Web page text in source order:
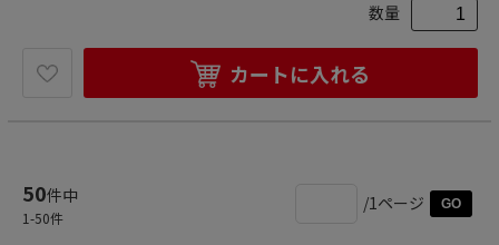
数量
カートに入れる
50件中
1-50件
/1ページ GO